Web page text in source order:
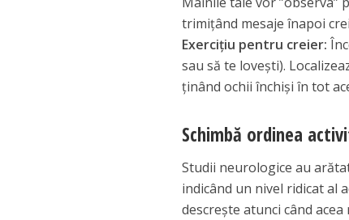
trimițând mesaje înapoi
Exercițiu pentru creier:
sau să te lovești).
ținând ochii închiși în tot
Schimbă ordinea
Studii neurologice au
indicând un nivel ridicat al
descrește atunci când